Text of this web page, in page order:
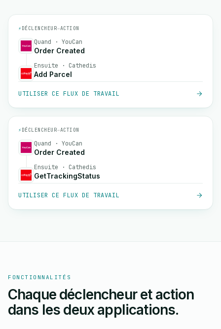
⚡ DÉCLENCHEUR→ACTION
Quand · YouCan
Order Created
Ensuite · Cathedis
Add Parcel
UTILISER CE FLUX DE TRAVAIL
⚡ DÉCLENCHEUR→ACTION
Quand · YouCan
Order Created
Ensuite · Cathedis
GetTrackingStatus
UTILISER CE FLUX DE TRAVAIL
FONCTIONNALITÉS
Chaque déclencheur et action
dans les deux applications.